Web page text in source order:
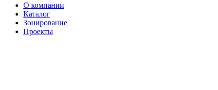
О компании
Каталог
Зонирование
Проекты